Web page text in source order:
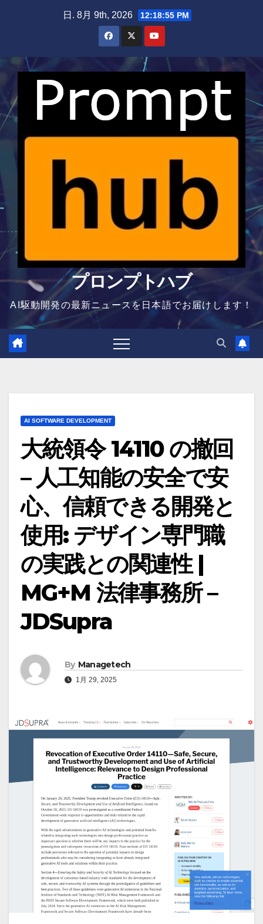
日. 8月 9th, 2026 12:18:56 PM
プロンプトハブ
AI駆動開発の最新ニュースを日本語でお届けします！
AI SOFTWARE DEVELOPMENT
大統領令 14110 の撤回
– 人工知能の安全で安
心、信頼できる開発と
使用: デザイン専門職
の実践との関連性 |
MG+M 法律事務所 –
JDSupra
By Managetech
1月 29, 2025